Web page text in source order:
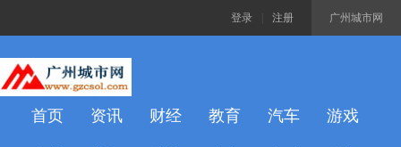
广州城市网
登录 注册
首页 资讯 财经 教育 汽车 游戏